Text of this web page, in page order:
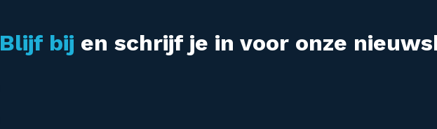
Blijf bij en schrijf je in voor onze